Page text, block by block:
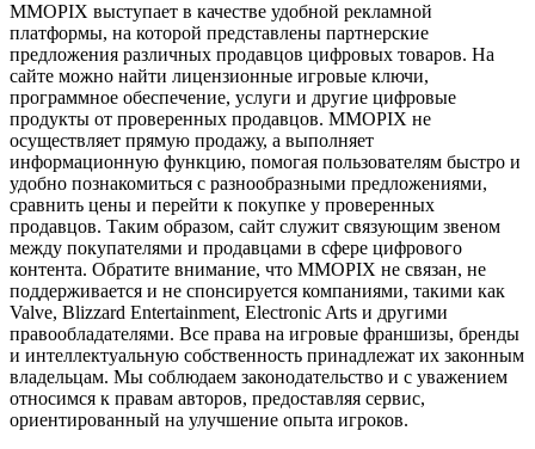
MMOPIX выступает в качестве удобной рекламной
платформы, на которой представлены партнерские
предложения различных продавцов цифровых товаров. На
сайте можно найти лицензионные игровые ключи,
программное обеспечение, услуги и другие цифровые
продукты от проверенных продавцов. MMOPIX не
осуществляет прямую продажу, а выполняет
информационную функцию, помогая пользователям быстро и
удобно познакомиться с разнообразными предложениями,
сравнить цены и перейти к покупке у проверенных
продавцов. Таким образом, сайт служит связующим звеном
между покупателями и продавцами в сфере цифрового
контента. Обратите внимание, что MMOPIX не связан, не
поддерживается и не спонсируется компаниями, такими как
Valve, Blizzard Entertainment, Electronic Arts и другими
правообладателями. Все права на игровые франшизы, бренды
и интеллектуальную собственность принадлежат их законным
владельцам. Мы соблюдаем законодательство и с уважением
относимся к правам авторов, предоставляя сервис,
ориентированный на улучшение опыта игроков.